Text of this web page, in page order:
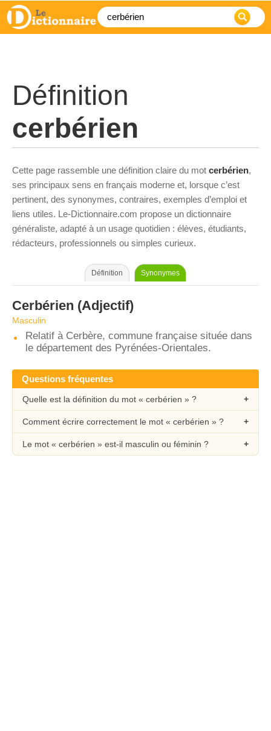
Définition
cerbérien
Cette page rassemble une définition claire du mot cerbérien,
ses principaux sens en français moderne et, lorsque c’est
pertinent, des synonymes, contraires, exemples d’emploi et
liens utiles. Le-Dictionnaire.com propose un dictionnaire
généraliste, adapté à un usage quotidien : élèves, étudiants,
rédacteurs, professionnels ou simples curieux.
Définition Synonymes
Cerbérien (Adjectif)
Masculin
Relatif à Cerbère, commune française située dans
le département des Pyrénées-Orientales.
Questions fréquentes
Quelle est la définition du mot « cerbérien » ?
Comment écrire correctement le mot « cerbérien » ?
Le mot « cerbérien » est-il masculin ou féminin ?